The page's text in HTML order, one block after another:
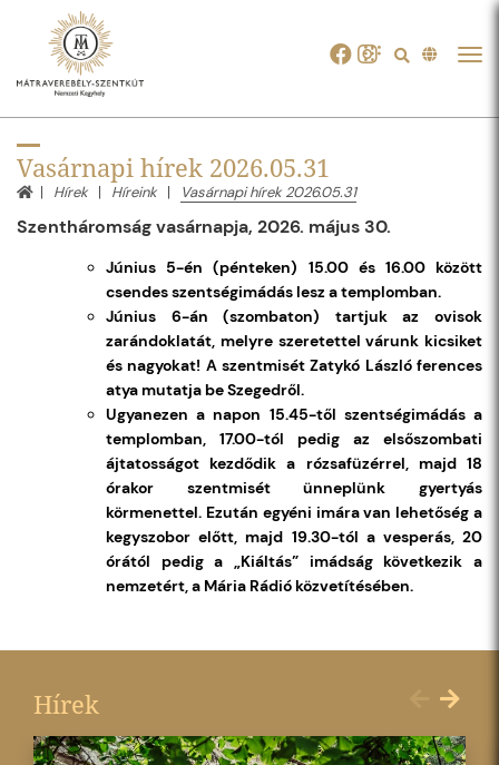
Vasárnapi hírek 2026.05.31
Hírek Híreink Vasárnapi hírek 2026.05.31
Szentháromság vasárnapja, 2026. május 30.
Június 5-én (pénteken) 15.00 és 16.00 között
csendes szentségimádás lesz a templomban.
Június 6-án (szombaton) tartjuk az ovisok
zarándoklatát, melyre szeretettel várunk kicsiket
és nagyokat! A szentmisét Zatykó László ferences
atya mutatja be Szegedről.
Ugyanezen a napon 15.45-től szentségimádás a
templomban, 17.00-tól pedig az elsőszombati
ájtatosságot kezdődik a rózsafüzérrel, majd 18
órakor szentmisét ünneplünk gyertyás
körmenettel. Ezután egyéni imára van lehetőség a
kegyszobor előtt, majd 19.30-tól a vesperás, 20
órától pedig a „Kiáltás” imádság következik a
nemzetért, a Mária Rádió közvetítésében.
Hírek